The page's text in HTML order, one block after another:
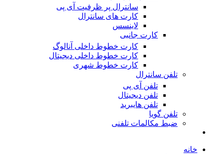
سانترال پر ظرفیت آی پی
کارت های سانترال
لاینسس
کارت جانبی
کارت خطوط داخلی آنالوگ
کارت خطوط داخلی دیجیتال
کارت خطوط شهری
تلفن سانترال
تلفن آی پی
تلفن دیجیتال
تلفن هایبرید
تلفن گویا
ضبط مکالمات تلفنی
خانه